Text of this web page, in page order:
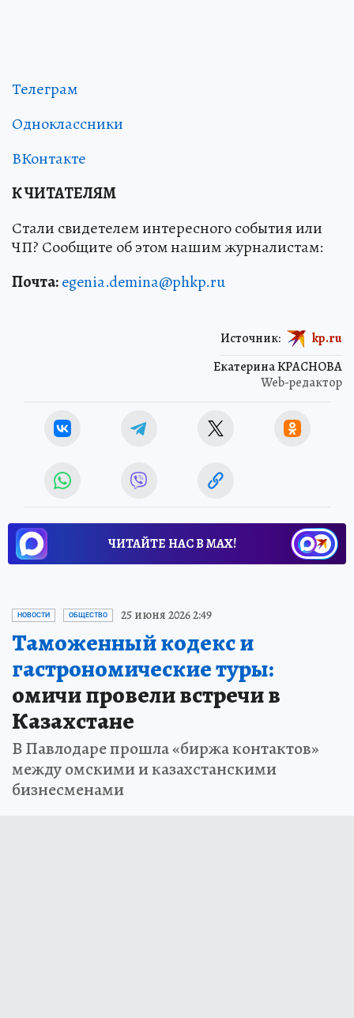
Телеграм
Одноклассники
ВКонтакте
К ЧИТАТЕЛЯМ
Стали свидетелем интересного события или
ЧП? Сообщите об этом нашим журналистам:
Почта:egenia.demina@phkp.ru
Екатерина КРАСНОВА
Web-редактор
Источник: kp.ru
ЧИТАЙТЕ НАС В МАХ!
НОВОСТИ ОБЩЕСТВО 25 июня 2026 2:49
Таможенный кодекс и
гастрономические туры:
омичи провели встречи в
Казахстане
В Павлодаре прошла «биржа контактов»
между омскими и казахстанскими
бизнесменами